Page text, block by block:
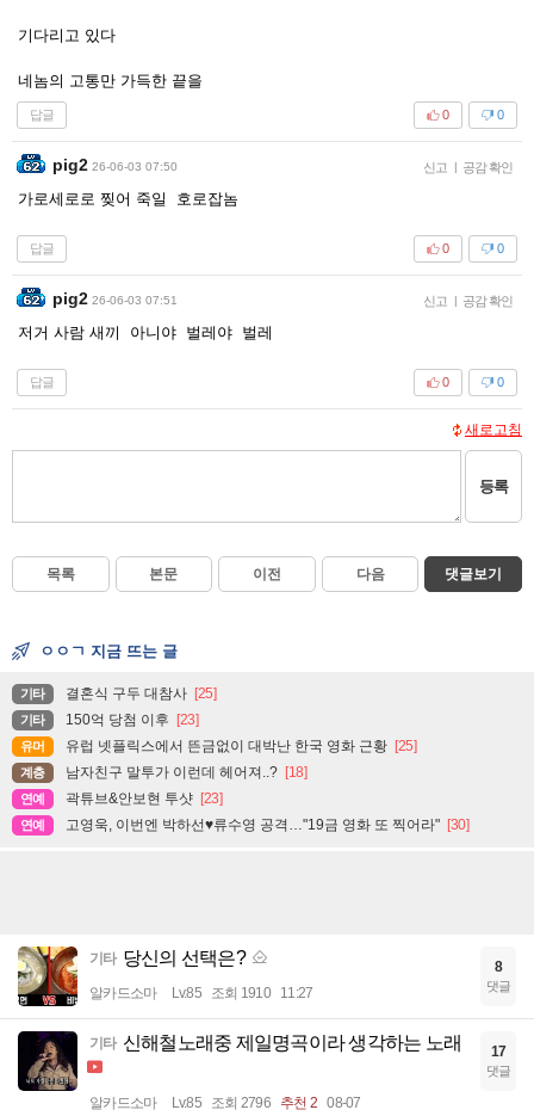
기다리고 있다
네놈의 고통만 가득한 끝을
답글 0
0
pig2 26-06-03 07:50 신고 | 공감 확인
가로세로로 찢어 죽일 호로잡놈
답글 0
0
pig2 26-06-03 07:51 신고 | 공감 확인
저거 사람 새끼 아니야 벌레야 벌레
답글 0
0
새로고침
등록
목록 본문 이전 다음 댓글보기
ㅇㅇㄱ 지금 뜨는 글
기타 결혼식 구두 대참사 [25]
기타 150억 당첨 이후 [23]
유머 유럽 넷플릭스에서 뜬금없이 대박난 한국 영화 근황 [25]
계층 남자친구 말투가 이런데 헤어져..? [18]
연예 곽튜브&안보현 투샷 [23]
연예 고영욱, 이번엔 박하선♥류수영 공격…"19금 영화 또 찍어라" [30]
기타 당신의 선택은?
알카드소마 Lv.85 조회 1910 11:27
8
댓글
기타 신해철노래중 제일명곡이라 생각하는 노래
알카드소마 Lv.85 조회 2796 추천 2 08-07
17
댓글